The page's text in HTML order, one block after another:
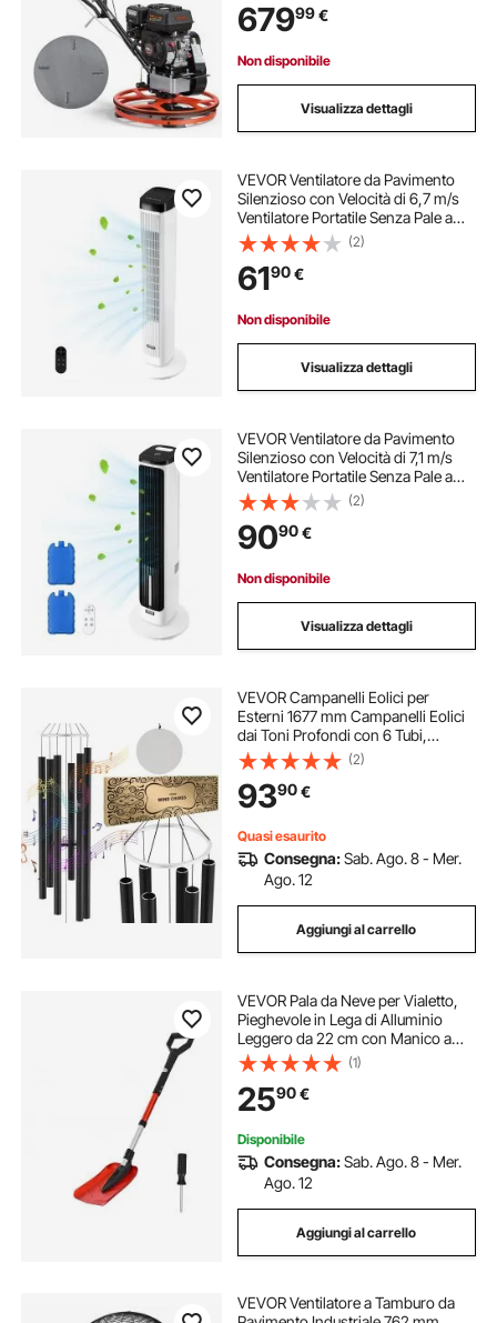
Elicottero per Finitura di Pavimenti
67999€
Non disponibile
Visualizza dettagli
VEVOR Ventilatore da Pavimento
Silenzioso con Velocità di 6,7 m/s
Ventilatore Portatile Senza Pale a
70° per Interni con 3 Velocità, 4
Modalità, con Telecomando per
Camera da Letto, Ufficio, Casa
(2)
6190€
Non disponibile
Visualizza dettagli
VEVOR Ventilatore da Pavimento
Silenzioso con Velocità di 7,1 m/s
Ventilatore Portatile Senza Pale a
70° per Interni con 9 Velocità, 4
Modalità, con Telecomando per
Camera da Letto, Ufficio, Casa
(2)
9090€
Non disponibile
Visualizza dettagli
VEVOR Campanelli Eolici per
Esterni 1677 mm Campanelli Eolici
dai Toni Profondi con 6 Tubi,
Campanelli Eolici Commemorativi
per Anniversario, Decorazioni per
Patio, Portico, Giardino e Cortile,
Nero
(2)
9390€
Quasi esaurito
Consegna:Sab. Ago. 8 - Mer.
Ago. 12
Aggiungi al carrello
VEVOR Pala da Neve per Vialetto,
Pieghevole in Lega di Alluminio
Leggero da 22 cm con Manico a
Forma di D, Regolabile 910-1020
mm, Riduce gli Sforzi alla Schiena
per Giardino, Auto, Campeggio
(1)
2590€
Disponibile
Consegna:Sab. Ago. 8 - Mer.
Ago. 12
Aggiungi al carrello
VEVOR Ventilatore a Tamburo da